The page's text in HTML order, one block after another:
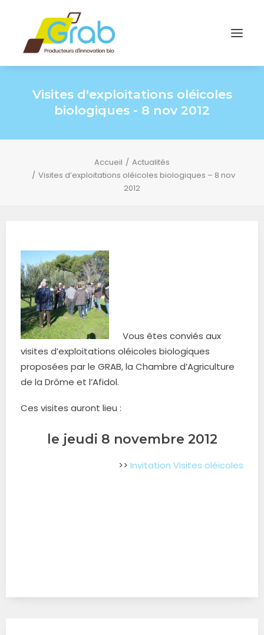
Visites d'exploitations oléicoles
biologiques - 8 nov 2012
Accueil
Actualités
Visites d’exploitations oléicoles biologiques – 8 nov
2012
Vous êtes conviés aux
visites d’exploitations oléicoles biologiques
proposées par le GRAB, la Chambre d’Agriculture
de la Drôme et l’Afidol.
Ces visites auront lieu :
le jeudi 8 novembre 2012
>> Invitation Visites oléicoles